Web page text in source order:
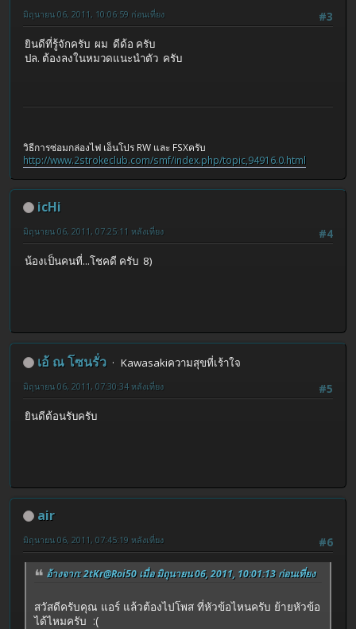
#3
มิถุนายน 06, 2011, 10:06:59 ก่อนเที่ยง
ยินดีที่รู้จักครับ ผม ดีด้อ ครับ
ปล. ต้องลงในหมวดแนะนำตัว ครับ
วิธีการซ่อมกล่องไฟ เอ็นโปร RW และ FSXครับ
http://www.2strokeclub.com/smf/index.php/topic,94916.0.html
icHi
#4
มิถุนายน 06, 2011, 07:25:11 หลังเที่ยง
น้องเป็นคนที่...โชคดี ครับ 8)
เอ้ ณ โซนรั่ว
Kawasakiความสุขที่เร้าใจ
#5
มิถุนายน 06, 2011, 07:30:34 หลังเที่ยง
ยินดีต้อนรับครับ
air
#6
มิถุนายน 06, 2011, 07:45:19 หลังเที่ยง
อ้างจาก: 2tKr@Roi50 เมื่อ มิถุนายน 06, 2011, 10:01:13 ก่อนเที่ยง
สวัสดีครับคุณ แอร์ แล้วต้องไปโพส ที่หัวข้อไหนครับ ย้ายหัวข้อ
ได้ไหมครับ :(